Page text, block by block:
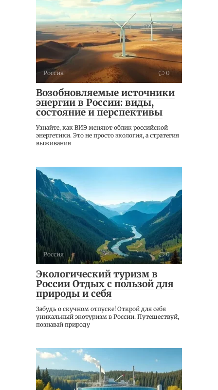
Россия 0
Возобновляемые источники
энергии в России: виды,
состояние и перспективы
Узнайте, как ВИЭ меняют облик российской
энергетики. Это не просто экология, а стратегия
выживания
Россия 0
Экологический туризм в
России Отдых с пользой для
природы и себя
Забудь о скучном отпуске! Открой для себя
уникальный экотуризм в России. Путешествуй,
познавай природу